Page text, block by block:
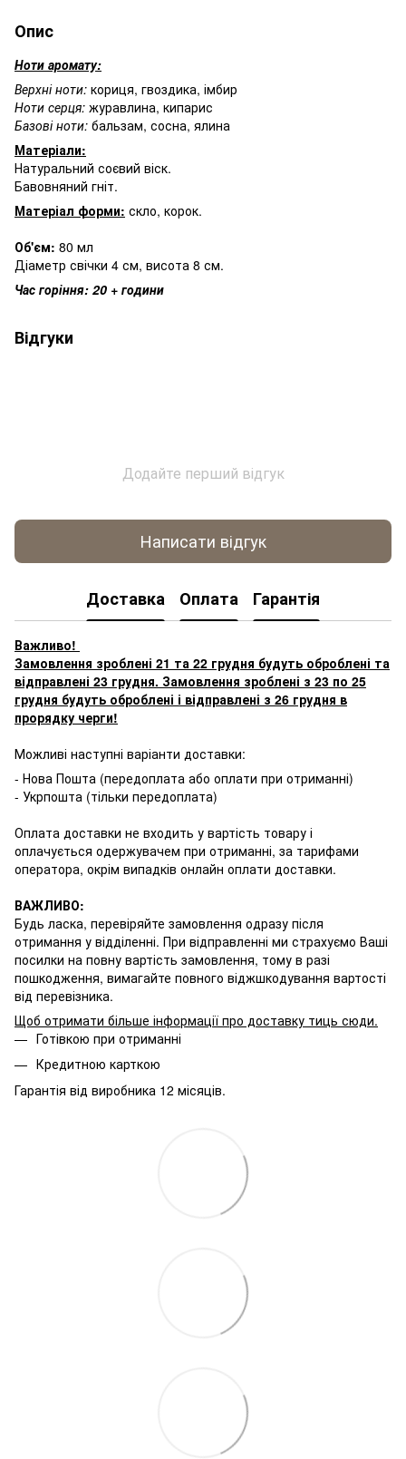
Опис
Ноти аромату:
Верхні ноти: кориця, гвоздика, імбир
Ноти серця: журавлина, кипарис
Базові ноти: бальзам, сосна, ялина
Матеріали:
Натуральний соєвий віск.
Бавовняний гніт.
Матеріал форми: скло, корок.
Об'єм: 80 мл
Діаметр свічки 4 см, висота 8 см.
Час горіння: 20 + години
Відгуки
Додайте перший відгук
Написати відгук
Доставка Оплата Гарантія
Важливо!
Замовлення зроблені 21 та 22 грудня будуть оброблені та
відправлені 23 грудня. Замовлення зроблені з 23 по 25
грудня будуть оброблені і відправлені з 26 грудня в
прорядку черги!
Можливі наступні варіанти доставки:
- Нова Пошта (передоплата або оплати при отриманні)
- Укрпошта (тільки передоплата)
Оплата доставки не входить у вартість товару і
оплачується одержувачем при отриманні, за тарифами
оператора, окрім випадків онлайн оплати доставки.
ВАЖЛИВО:
Будь ласка, перевіряйте замовлення одразу після
отримання у відділенні. При відправленні ми страхуємо Ваші
посилки на повну вартість замовлення, тому в разі
пошкодження, вимагайте повного віджшкодування вартості
від перевізника.
Щоб отримати більше інформації про доставку тиць сюди.
Готівкою при отриманні
Кредитною карткою
Гарантія від виробника 12 місяців.